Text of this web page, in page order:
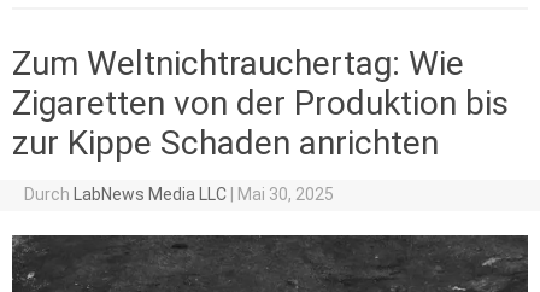
Zum Weltnichtrauchertag: Wie
Zigaretten von der Produktion bis
zur Kippe Schaden anrichten
Durch LabNews Media LLC Mai 30, 2025